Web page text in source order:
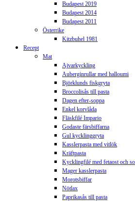
Budapest 2019
Budapest 2014
Budapest 2011
Österrike
Kitzbuhel 1981
Recept
Mat
Ajvarkyckling
Auberginrullar med halloumi
Björklunds fiskgryta
Broccolisås till pasta
Dagen efter-soppa
Enkel korvlåda
Fläskfilé Impario
Godaste färsbiffarna
Gul kycklinggryta
Kasslerpasta med vitlök
Kräftpasta
Kycklingfilé med fetaost och
Mager kasslerpasta
Morotsbiffar
Nötlax
Paprikasås till pasta